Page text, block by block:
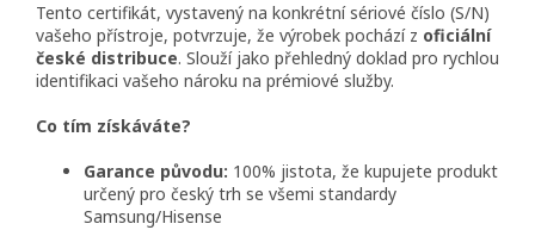
Tento certifikát, vystavený na konkrétní sériové číslo (S/N)
vašeho přístroje, potvrzuje, že výrobek pochází z oficiální
české distribuce. Slouží jako přehledný doklad pro rychlou
identifikaci vašeho nároku na prémiové služby.
Co tím získáváte?
Garance původu: 100% jistota, že kupujete produkt
určený pro český trh se všemi standardy
Samsung/Hisense